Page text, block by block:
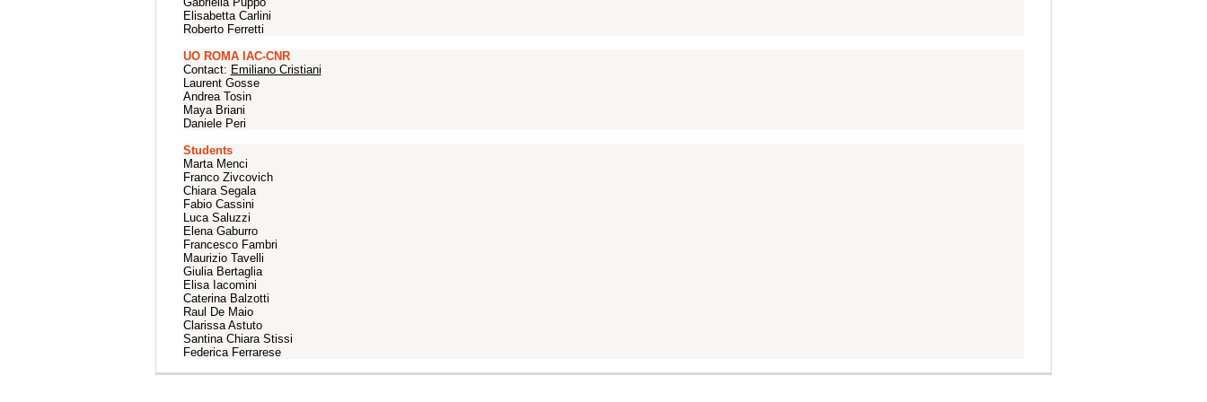
Elisabetta Carlini
Roberto Ferretti
UO ROMA IAC-CNR
Contact: Emiliano Cristiani
Laurent Gosse
Andrea Tosin
Maya Briani
Daniele Peri
Students
Marta Menci
Franco Zivcovich
Chiara Segala
Fabio Cassini
Luca Saluzzi
Elena Gaburro
Francesco Fambri
Maurizio Tavelli
Giulia Bertaglia
Elisa Iacomini
Caterina Balzotti
Raul De Maio
Clarissa Astuto
Santina Chiara Stissi
Federica Ferrarese